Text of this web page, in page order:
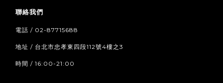
聯絡我們
電話 / 02-87715688
地址 / 台北市忠孝東四段112號4樓之3
時間 / 16:00-21:00